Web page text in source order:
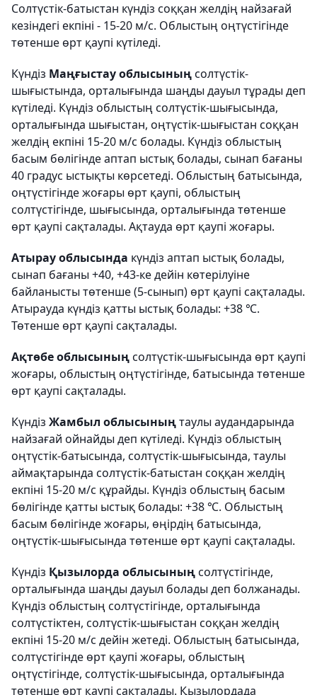
Солтүстік-батыстан күндіз соққан желдің найзағай
кезіндегі екпіні - 15-20 м/с. Облыстың оңтүстігінде
төтенше өрт қаупі күтіледі.
Күндіз Маңғыстау облысыныңсолтүстік-
шығыстында, орталығында шаңды дауыл тұрады деп
күтіледі. Күндіз облыстың солтүстік-шығысында,
орталығында шығыстан, оңтүстік-шығыстан соққан
желдің екпіні 15-20 м/с болады. Күндіз облыстың
басым бөлігінде аптап ыстық болады, сынап бағаны
40 градус ыстықты көрсетеді. Облыстың батысында,
оңтүстігінде жоғары өрт қаупі, облыстың
солтүстігінде, шығысында, орталығында төтенше
өрт қаупі сақталады. Ақтауда өрт қаупі жоғары.
Атырау облысында күндіз аптап ыстық болады,
сынап бағаны +40, +43-ке дейін көтерілуіне
байланысты төтенше (5-сынып) өрт қаупі сақталады.
Атырауда күндіз қатты ыстық болады: +38 ℃.
Төтенше өрт қаупі сақталады.
Ақтөбе облысыныңсолтүстік-шығысында өрт қаупі
жоғары, облыстың оңтүстігінде, батысында төтенше
өрт қаупі сақталады.
Күндіз Жамбыл облысыныңтаулы аудандарында
найзағай ойнайды деп күтіледі. Күндіз облыстың
оңтүстік-батысында, солтүстік-шығысында, таулы
аймақтарында солтүстік-батыстан соққан желдің
екпіні 15-20 м/с құрайды. Күндіз облыстың басым
бөлігінде қатты ыстық болады: +38 ℃. Облыстың
басым бөлігінде жоғары, өңірдің батысында,
оңтүстік-шығысында төтенше өрт қаупі сақталады.
Күндіз Қызылорда облысыныңсолтүстігінде,
орталығында шаңды дауыл болады деп болжанады.
Күндіз облыстың солтүстігінде, орталығында
солтүстіктен, солтүстік-шығыстан соққан желдің
екпіні 15-20 м/с дейін жетеді. Облыстың батысында,
солтүстігінде өрт қаупі жоғары, облыстың
оңтүстігінде, солтүстік-шығысында, орталығында
төтенше өрт қаупі сақталады. Қызылордада